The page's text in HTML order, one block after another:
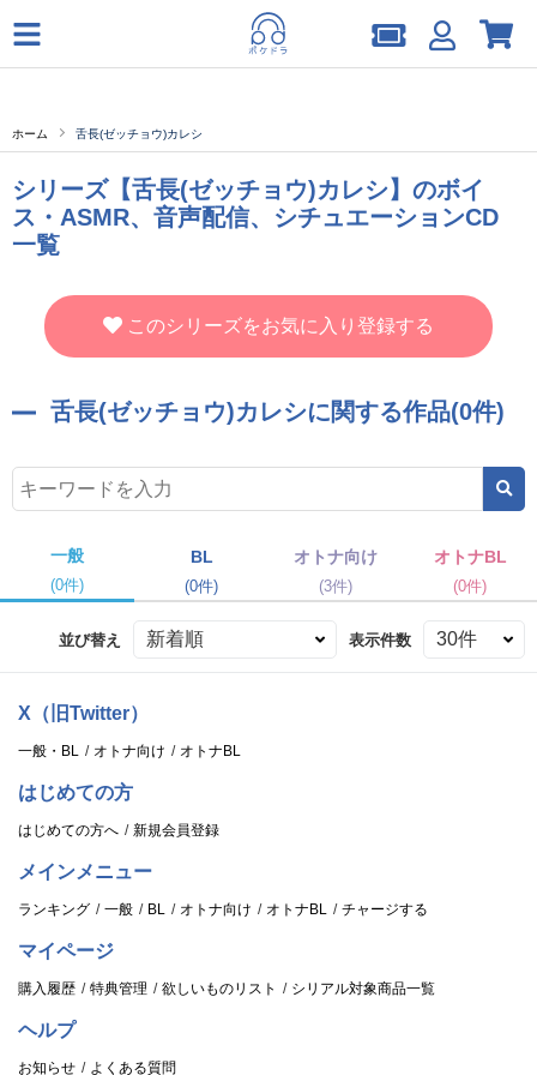
ホーム 舌長(ゼッチョウ)カレシ
シリーズ【舌長(ゼッチョウ)カレシ】のボイ
ス・ASMR、音声配信、シチュエーションCD
一覧
このシリーズをお気に入り登録する
舌長(ゼッチョウ)カレシに関する作品(0件)
一般
(0件)
BL
(0件)
オトナ向け
(3件)
オトナBL
(0件)
並び替え 表示件数
X（旧Twitter）
一般・BL オトナ向け オトナBL
はじめての方
はじめての方へ 新規会員登録
メインメニュー
ランキング 一般 BL オトナ向け オトナBL チャージする
マイページ
購入履歴 特典管理 欲しいものリスト シリアル対象商品一覧
ヘルプ
お知らせ よくある質問